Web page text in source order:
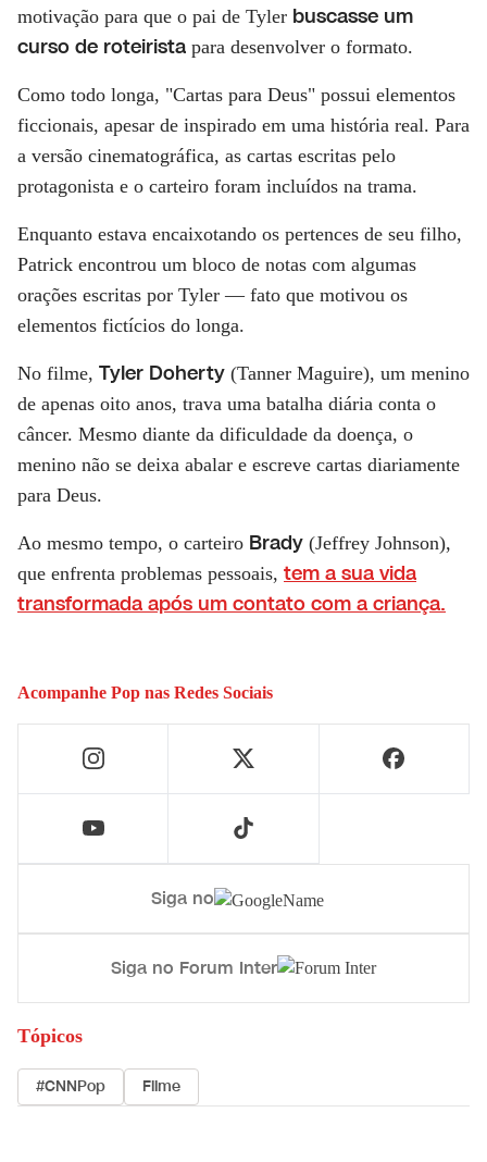
motivação para que o pai de Tyler buscasse um
curso de roteirista para desenvolver o formato.
Como todo longa, "Cartas para Deus" possui elementos
ficcionais, apesar de inspirado em uma história real. Para
a versão cinematográfica, as cartas escritas pelo
protagonista e o carteiro foram incluídos na trama.
Enquanto estava encaixotando os pertences de seu filho,
Patrick encontrou um bloco de notas com algumas
orações escritas por Tyler — fato que motivou os
elementos fictícios do longa.
No filme, Tyler Doherty (Tanner Maguire), um menino
de apenas oito anos, trava uma batalha diária conta o
câncer. Mesmo diante da dificuldade da doença, o
menino não se deixa abalar e escreve cartas diariamente
para Deus.
Ao mesmo tempo, o carteiro Brady (Jeffrey Johnson),
que enfrenta problemas pessoais, tem a sua vida
transformada após um contato com a criança.
Acompanhe Pop nas Redes Sociais
Siga no
Siga no Forum Inter
Tópicos
#CNNPop Filme